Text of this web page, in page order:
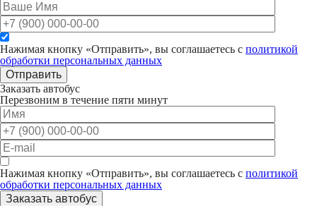
Нажимая кнопку «Отправить», вы соглашаетесь с политикой
обработки персональных данных
Отправить
Заказать автобус
Перезвоним в течение пяти минут
Нажимая кнопку «Отправить», вы соглашаетесь с политикой
обработки персональных данных
Заказать автобус